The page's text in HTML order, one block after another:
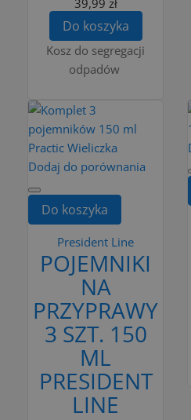
Do koszyka
Kosz do segregacji
odpadów
Dodaj do porównania
Do koszyka
President Line
POJEMNIKI
NA
PRZYPRAWY
3 SZT. 150
ML
PRESIDENT
LINE